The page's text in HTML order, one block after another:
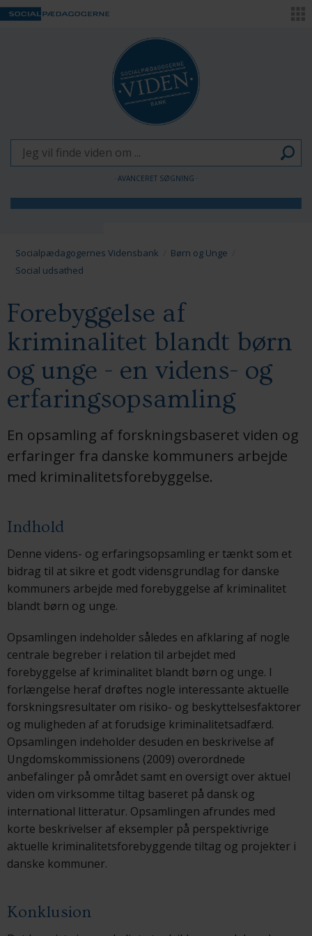
AVANCERET SØGNING
Voksne
Socialpædagogernes Vidensbank
Børn og Unge
Social udsathed
Forebyggelse af
kriminalitet blandt børn
og unge - en videns- og
erfaringsopsamling
En opsamling af forskningsbaseret viden og
erfaringer fra danske kommuners arbejde
med kriminalitetsforebyggelse.
Indhold
Denne videns- og erfaringsopsamling er tænkt som et
bidrag til at sikre et godt vidensgrundlag for danske
kommuners arbejde med forebyggelse af kriminalitet
blandt børn og unge.
Opsamlingen indeholder således en afklaring af nogle
centrale begreber i relation til arbejdet med
forebyggelse af kriminalitet blandt børn og unge. I
forlængelse heraf drøftes nogle interessante aktuelle
forskningsresultater om risiko- og beskyttelsesfaktorer
og muligheden af at forudsige kriminalitetsadfærd.
Opsamlingen indeholder desuden en beskrivelse af
Ungdomskommissionens (2009) overordnede
anbefalinger på området samt en oversigt over aktuel
viden om virksomme tiltag baseret på dansk og
international litteratur. Opsamlingen afrundes med
korte beskrivelser af eksempler på perspektivrige
aktuelle kriminalitetsforebyggende tiltag og projekter i
danske kommuner.
Konklusion